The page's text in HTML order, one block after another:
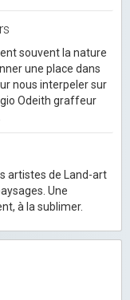
souvent la nature
une place dans
nous interpeler sur
Odeith graffeur
artistes de Land-art
Une
à la sublimer.